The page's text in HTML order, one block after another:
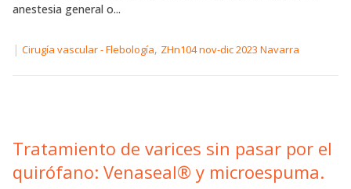
anestesia general o...
| Cirugía vascular - Flebología, ZHn104 nov-dic 2023 Navarra
Tratamiento de varices sin pasar por el
quirófano: Venaseal® y microespuma.